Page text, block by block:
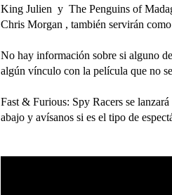
King Julien y The Penguins of
Chris Morgan , también servirán
No hay información sobre si alguno
algún vínculo con la película que no
Fast & Furious: Spy Racers se
abajo y avísanos si es el tipo de